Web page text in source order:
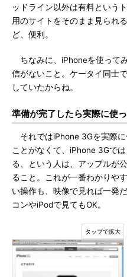
ッドライン以外は有料という
用のサイトをそのまま見られ
ど、便利。
ちなみに、iPhoneを使って
信がないこと。ケータイ同士
していたからね。
準備が完了したら実際に使っ
それではiPhone 3Gを実際
ことがなくて、iPhone 3Gで
る、という人は、アップルが
ること。これが一番わかりや
い操作も、映像で見れば一発
コンやiPodで見てもOK。